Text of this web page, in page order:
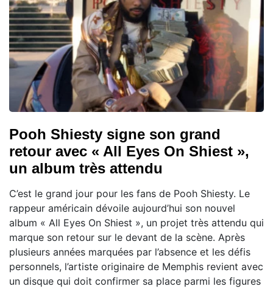
Pooh Shiesty signe son grand
retour avec « All Eyes On Shiest »,
un album très attendu
C’est le grand jour pour les fans de Pooh Shiesty. Le
rappeur américain dévoile aujourd’hui son nouvel
album « All Eyes On Shiest », un projet très attendu qui
marque son retour sur le devant de la scène. Après
plusieurs années marquées par l’absence et les défis
personnels, l’artiste originaire de Memphis revient avec
un disque qui doit confirmer sa place parmi les figures